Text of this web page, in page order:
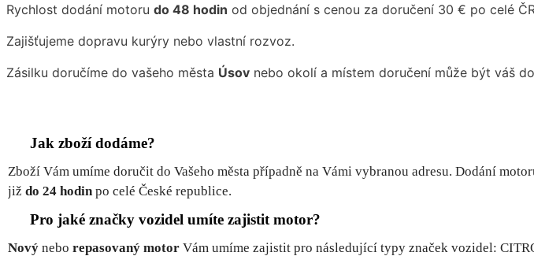
Rychlost dodání motoru do 48 hodin od objednání s cenou za doručení 30 € po celé
Zajišťujeme dopravu kurýry nebo vlastní rozvoz.
Zásilku doručíme do vašeho města Úsov nebo okolí a místem doručení může být váš
Jak zboží dodáme?
Zboží Vám umíme doručit do Vašeho města případně na Vámi vybranou adresu. Dodání
již do 24 hodin po celé České republice.
Pro jaké značky vozidel umíte zajistit motor?
Nový nebo repasovaný motor Vám umíme zajistit pro následující typy značek vozidel: